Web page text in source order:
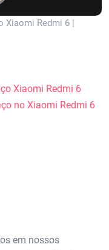
Xiaomi Redmi 6 |
Xiaomi Redmi 6
no Xiaomi Redmi 6
em nossos